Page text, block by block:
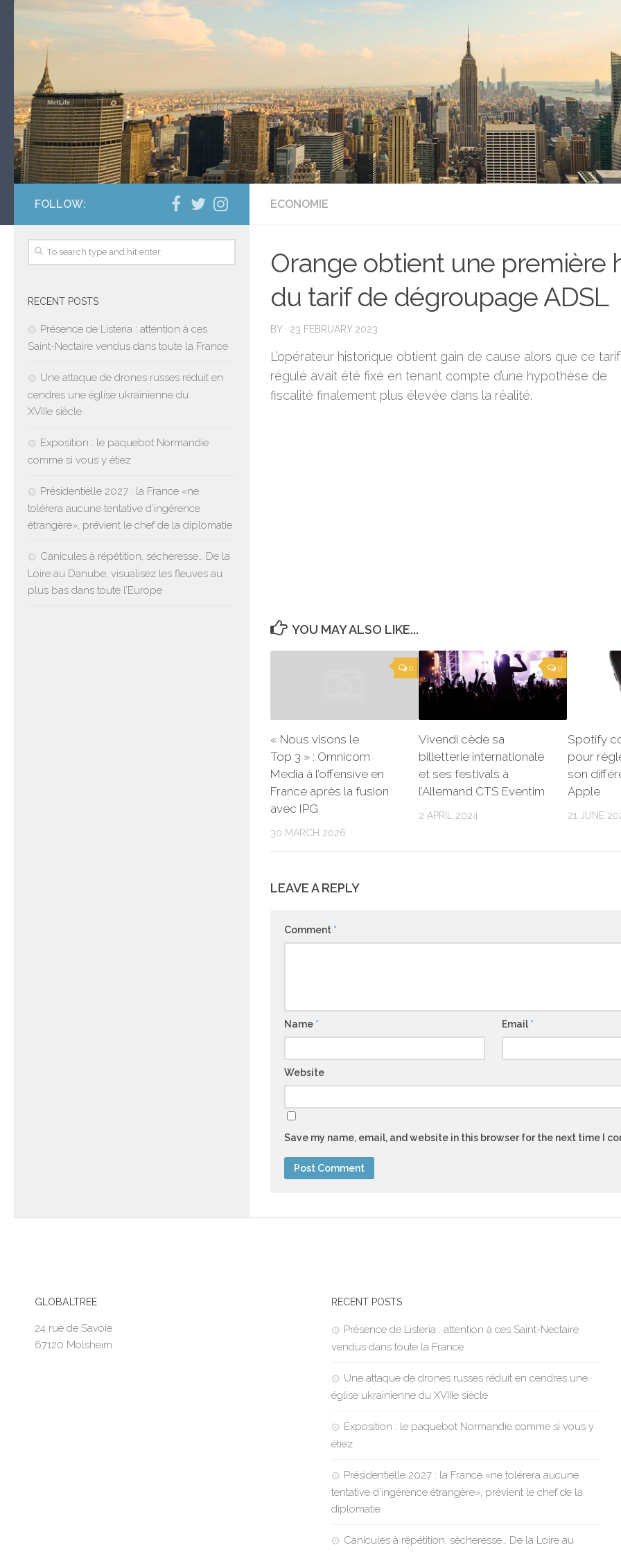
ECONOMIE
Orange obtient une première
du tarif de dégroupage ADSL
BY · 23 FEBRUARY 2023
L’opérateur historique obtient gain de cause alors que ce tarif
régulé avait été fixé en tenant compte d’une hypothèse de
fiscalité finalement plus élevée dans la réalité.
YOU MAY ALSO LIKE...
0
« Nous visons le
Top 3 » : Omnicom
Media à l’offensive en
France après la fusion
avec IPG
30 MARCH 2026
0
Vivendi cède sa
billetterie internationale
et ses festivals à
l’Allemand CTS Eventim
2 APRIL 2024
Spotify
pour
son
Apple
21 JUNE
LEAVE A REPLY
Comment *
Name * Email*
Website
Save my name, email, and website in this browser for the next time I
FOLLOW:
RECENT POSTS
Présence de Listeria : attention à ces
Saint-Nectaire vendus dans toute la France
Une attaque de drones russes réduit en
cendres une église ukrainienne du
XVIIIe siècle
Exposition : le paquebot Normandie
comme si vous y étiez
Présidentielle 2027 : la France «ne
tolérera aucune tentative d’ingérence
étrangère», prévient le chef de la diplomatie
Canicules à répétition, sécheresse… De la
Loire au Danube, visualisez les fleuves au
plus bas dans toute l’Europe
GLOBALTREE
24 rue de Savoie
67120 Molsheim
RECENT POSTS
Présence de Listeria : attention à ces Saint-Nectaire
vendus dans toute la France
Une attaque de drones russes réduit en cendres une
église ukrainienne du XVIIIe siècle
Exposition : le paquebot Normandie comme si vous y
étiez
Présidentielle 2027 : la France «ne tolérera aucune
tentative d’ingérence étrangère», prévient le chef de la
diplomatie
Canicules à répétition, sécheresse… De la Loire au